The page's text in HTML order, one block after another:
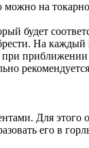
можно на
будет
На
приближении
Для этого
его в